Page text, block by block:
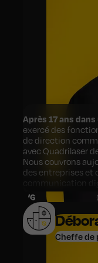
Après 17 ans
exercé des
de direction
avec Quadrilaser
Nous couvrons
des entreprises et
communication
L’équipe
de référence en
grâce à
/6
Cheffe de